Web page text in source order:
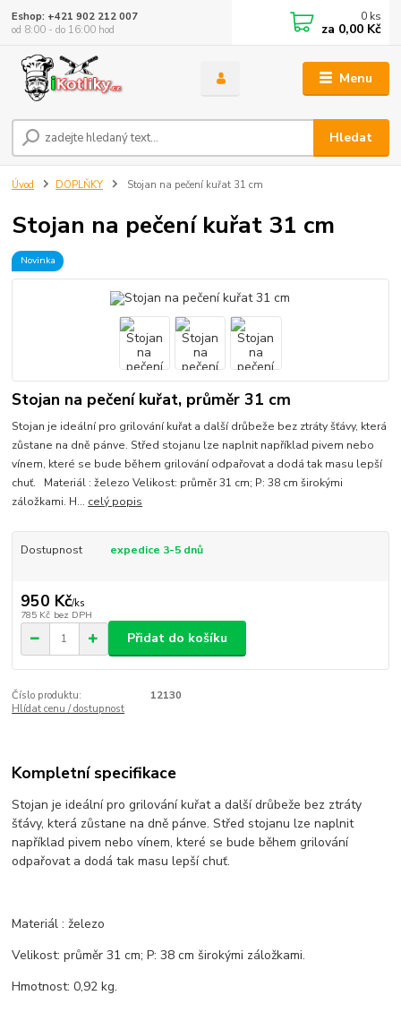
Menu
Hledat
Eshop: +421 902 212 007
od 8:00 - do 16:00 hod
0 ks
za 0,00 Kč
Úvod DOPLŇKY Stojan na pečení kuřat 31 cm
Stojan na pečení kuřat 31 cm
Novinka
Stojan na pečení kuřat, průměr 31 cm
Stojan je ideální pro grilování kuřat a další drůbeže bez ztráty šťávy, která
zůstane na dně pánve. Střed stojanu lze naplnit například pivem nebo
vínem, které se bude během grilování odpařovat a dodá tak masu lepší
chuť. Materiál : železo Velikost: průměr 31 cm; P: 38 cm širokými
záložkami. H... celý popis
Dostupnost expedice 3-5 dnů
950 Kč/ks
785 Kč bez DPH
Přidat do košíku
Číslo produktu:
12130
Hlídat cenu / dostupnost
Kompletní specifikace
Stojan je ideální pro grilování kuřat a další drůbeže bez ztráty
šťávy, která zůstane na dně pánve. Střed stojanu lze naplnit
například pivem nebo vínem, které se bude během grilování
odpařovat a dodá tak masu lepší chuť.
Materiál : železo
Velikost: průměr 31 cm; P: 38 cm širokými záložkami.
Hmotnost: 0,92 kg.